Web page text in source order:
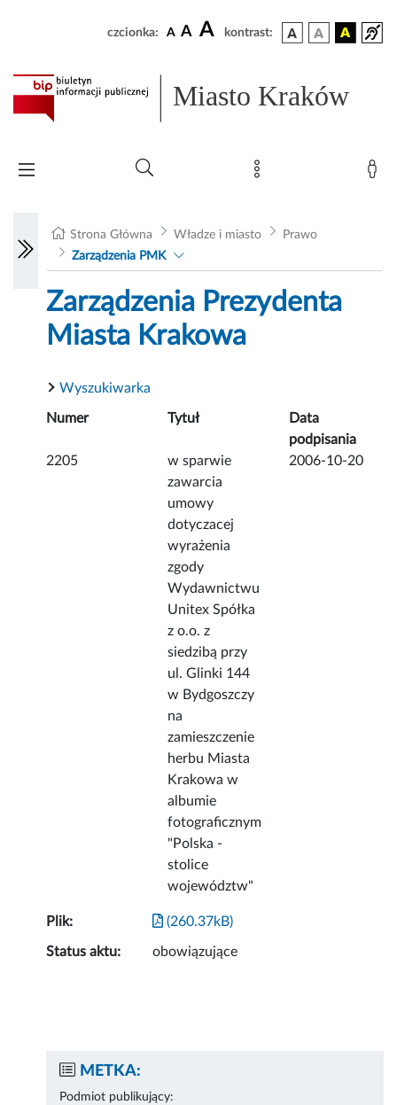
czcionka: A A A kontrast:
Miasto Kraków
Strona Główna Władze i miasto
Prawo
Zarządzenia PMK
Zarządzenia Prezydenta
Miasta Krakowa
Wyszukiwarka
Numer Tytuł
Data
podpisania
2205
w sparwie
zawarcia
umowy
dotyczacej
wyrażenia
zgody
Wydawnictwu
Unitex Spółka
z o.o. z
siedzibą przy
ul. Glinki 144
w Bydgoszczy
na
zamieszczenie
herbu Miasta
Krakowa w
albumie
fotograficznym
"Polska -
stolice
województw"
2006-10-20
Plik: (260.37kB)
Status aktu: obowiązujące
METKA:
Podmiot publikujący: